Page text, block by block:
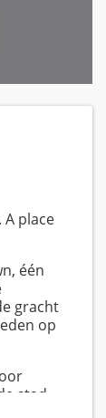
place
één
gracht
op
stad.